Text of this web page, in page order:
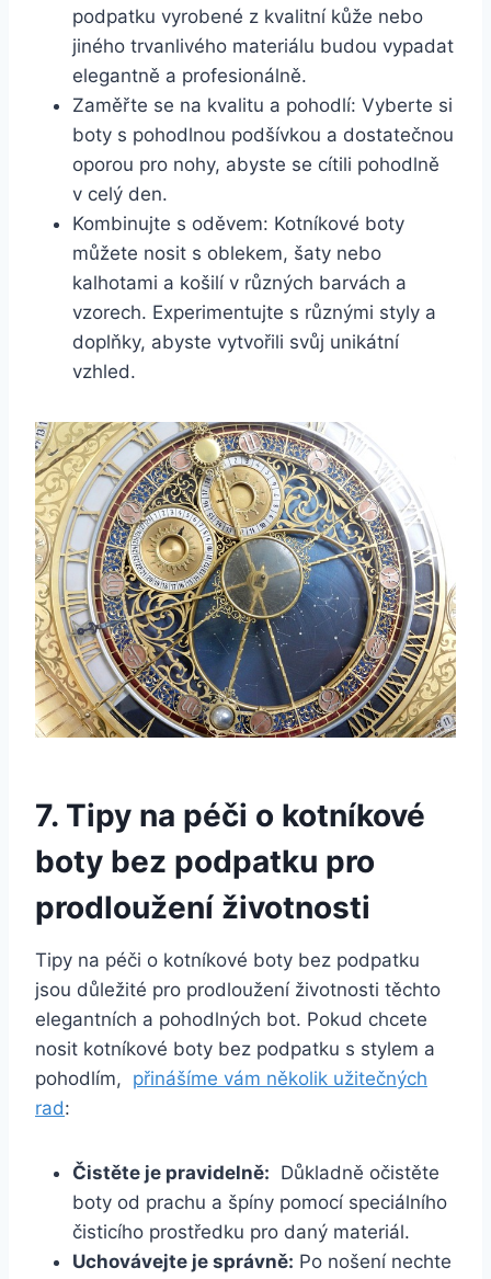
podpatku vyrobené z kvalitní kůže nebo
jiného trvanlivého materiálu ⁤budou vypadat
elegantně ⁤a profesionálně.
Zaměřte se ‌na ⁢kvalitu a pohodlí:⁣ Vyberte ‍si
boty s pohodlnou podšívkou a ‌dostatečnou⁣
oporou pro nohy, abyste se ​cítili⁤ pohodlně
v celý ⁤den.
Kombinujte s oděvem: Kotníkové boty
můžete nosit s oblekem, šaty nebo
kalhotami a košilí‌ v různých barvách a
vzorech. Experimentujte s různými styly a
doplňky, abyste vytvořili svůj unikátní
vzhled.
7. Tipy na péči ‌o kotníkové
boty bez podpatku pro
prodloužení ⁢životnosti
Tipy⁤ na péči⁤ o kotníkové boty bez podpatku
jsou důležité pro prodloužení životnosti těchto
elegantních a⁣ pohodlných⁢ bot. Pokud chcete
nosit kotníkové boty bez podpatku s stylem a
pohodlím, ‍ přinášíme vám několik ⁤užitečných
rad:
Čistěte ‍je pravidelně: ​ Důkladně očistěte
boty ​od⁣ prachu a špíny pomocí speciálního
čisticího prostředku pro ‍daný ⁤materiál.
Uchovávejte je správně: Po nošení nechte